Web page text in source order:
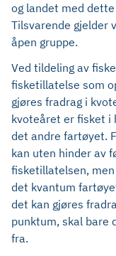
og landet med
Tilsvarende gjelder
åpen gruppe.
Ved tildeling av
fisketillatelse som
gjøres fradrag i
kvoteåret er fisket i
det andre fartøyet.
kan uten hinder av
fisketillatelsen,
det kvantum
det kan gjøres
punktum, skal bare
fra.